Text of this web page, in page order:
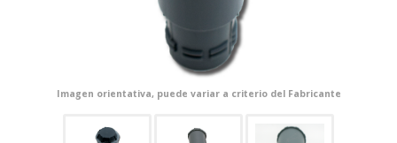
Imagen orientativa, puede variar a criterio del Fabricante